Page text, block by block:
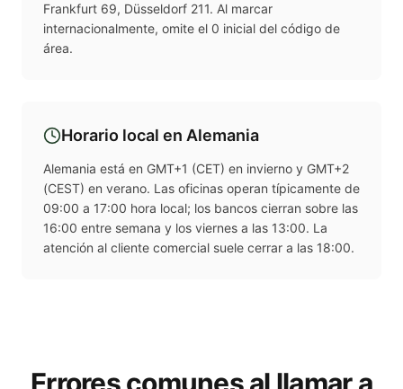
Frankfurt 69, Düsseldorf 211. Al marcar
internacionalmente, omite el 0 inicial del código de
área.
Horario local en Alemania
Alemania está en GMT+1 (CET) en invierno y GMT+2
(CEST) en verano. Las oficinas operan típicamente de
09:00 a 17:00 hora local; los bancos cierran sobre las
16:00 entre semana y los viernes a las 13:00. La
atención al cliente comercial suele cerrar a las 18:00.